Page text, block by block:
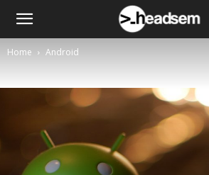
Home Android